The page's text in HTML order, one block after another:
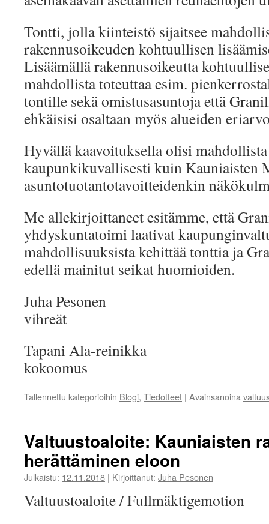
Tontti, jolla kiinteistö sijaitsee
rakennusoikeuden kohtuullisen
Lisäämällä rakennusoikeutta
mahdollista toteuttaa esim.
tontille sekä omistusasuntoja että
ehkäisisi osaltaan myös alueiden
Hyvällä kaavoituksella olisi
kaupunkikuvallisesti kuin Kauniaisten
asuntotuotantotavoitteidenkin
Me allekirjoittaneet esitämme, että
yhdyskuntatoimi laativat
mahdollisuuksista kehittää tonttia ja
edellä mainitut seikat huomioiden.
Juha Pesonen
vihreät
Tapani Ala-reinikka
kokoomus
Tallennettu kategorioihin Blogi, Tiedotteet | Avainsanoina
Valtuustoaloite: Kauniaisten
herättäminen eloon
Julkaistu: 12.11.2018 | Kirjoittanut: Juha Pesonen
Valtuustoaloite / Fullmäktigemotion